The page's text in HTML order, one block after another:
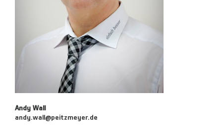
Andy Wall
andy.wall@peitzmeyer.de